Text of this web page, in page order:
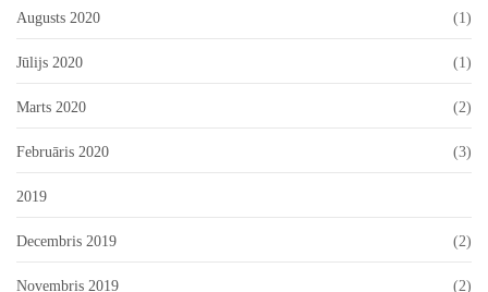
Augusts 2020 (1)
Jūlijs 2020 (1)
Marts 2020 (2)
Februāris 2020 (3)
2019
Decembris 2019 (2)
Novembris 2019 (2)